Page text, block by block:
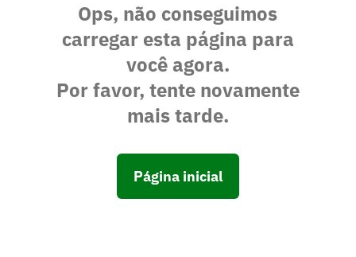
Ops, não conseguimos
carregar esta página para
você agora.
Por favor, tente novamente
mais tarde.
Página inicial